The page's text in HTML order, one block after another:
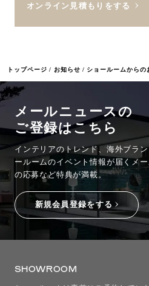
トップページ お知らせ ショールームからの
オンライン見積もりをする
メールニュースの
ご登録はこちら
インテリアのトレンド、海外ブラ
ールームのイベント情報が 届くメ
の応募など特典が満載。
新規会員登録をする
SHOWROOM